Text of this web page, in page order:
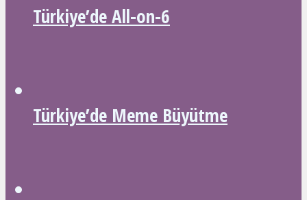
Türkiye’de All-on-6
Türkiye’de Meme Büyütme